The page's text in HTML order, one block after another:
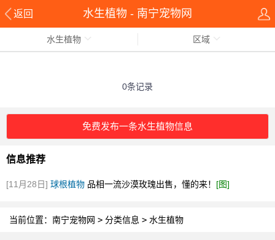
返回 水生植物 - 南宁宠物网
水生植物 区域
0条记录
免费发布一条水生植物信息
信息推荐
[11月28日] 球根植物 品相一流沙漠玫瑰出售，懂的来！ [图]
当前位置： 南宁宠物网 > 分类信息 > 水生植物